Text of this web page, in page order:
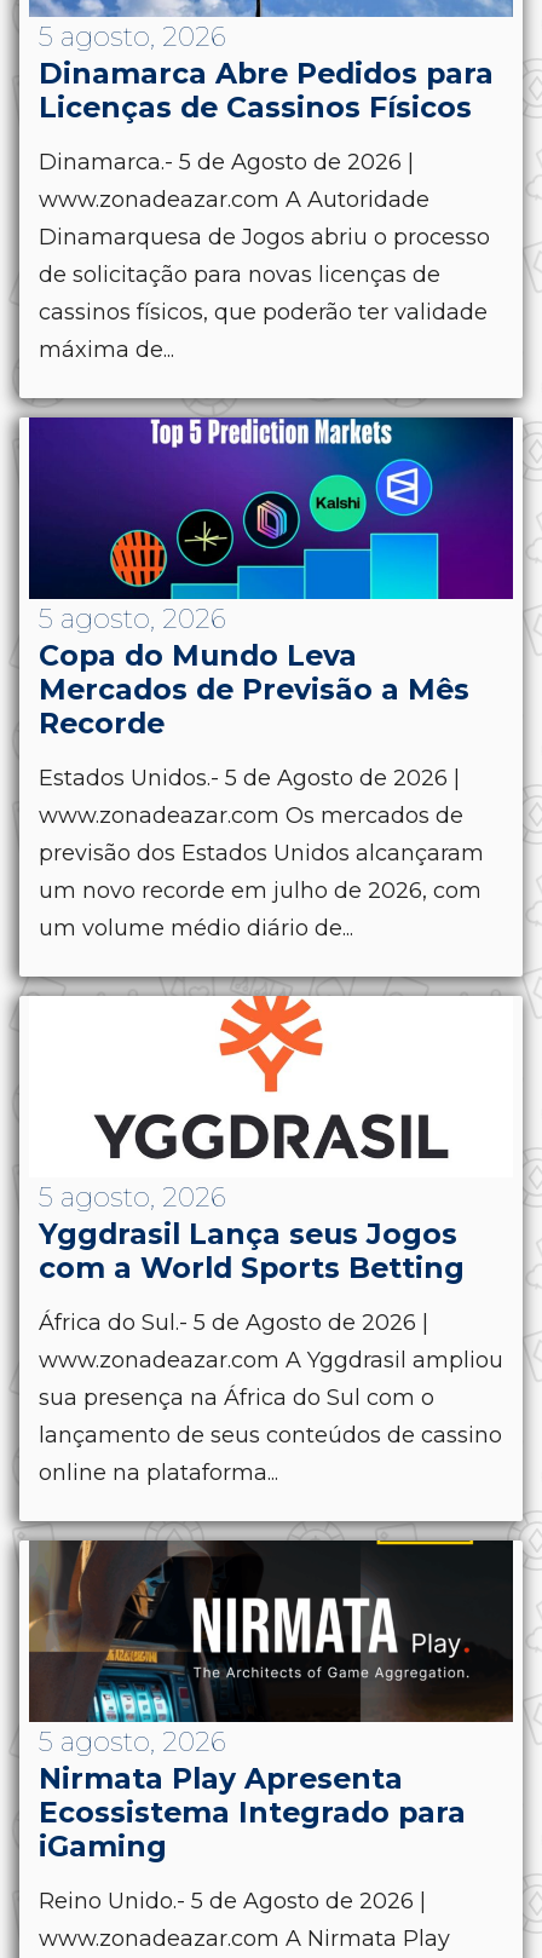
5 agosto, 2026
Dinamarca Abre Pedidos para
Licenças de Cassinos Físicos
Dinamarca.- 5 de Agosto de 2026 |
www.zonadeazar.com A Autoridade
Dinamarquesa de Jogos abriu o processo
de solicitação para novas licenças de
cassinos físicos, que poderão ter validade
máxima de...
5 agosto, 2026
Copa do Mundo Leva
Mercados de Previsão a Mês
Recorde
Estados Unidos.- 5 de Agosto de 2026 |
www.zonadeazar.com Os mercados de
previsão dos Estados Unidos alcançaram
um novo recorde em julho de 2026, com
um volume médio diário de...
5 agosto, 2026
Yggdrasil Lança seus Jogos
com a World Sports Betting
África do Sul.- 5 de Agosto de 2026 |
www.zonadeazar.com A Yggdrasil ampliou
sua presença na África do Sul com o
lançamento de seus conteúdos de cassino
online na plataforma...
5 agosto, 2026
Nirmata Play Apresenta
Ecossistema Integrado para
iGaming
Reino Unido.- 5 de Agosto de 2026 |
www.zonadeazar.com A Nirmata Play